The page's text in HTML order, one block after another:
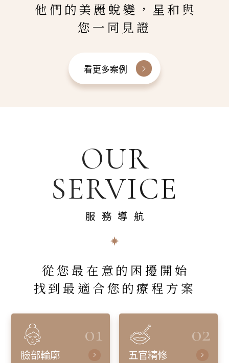
他們的美麗蛻變，星和與
您一同見證
看更多案例
OUR
SERVICE
服務導航
從您最在意的困擾開始
找到最適合您的療程方案
01
臉部輪廓
02
五官精修